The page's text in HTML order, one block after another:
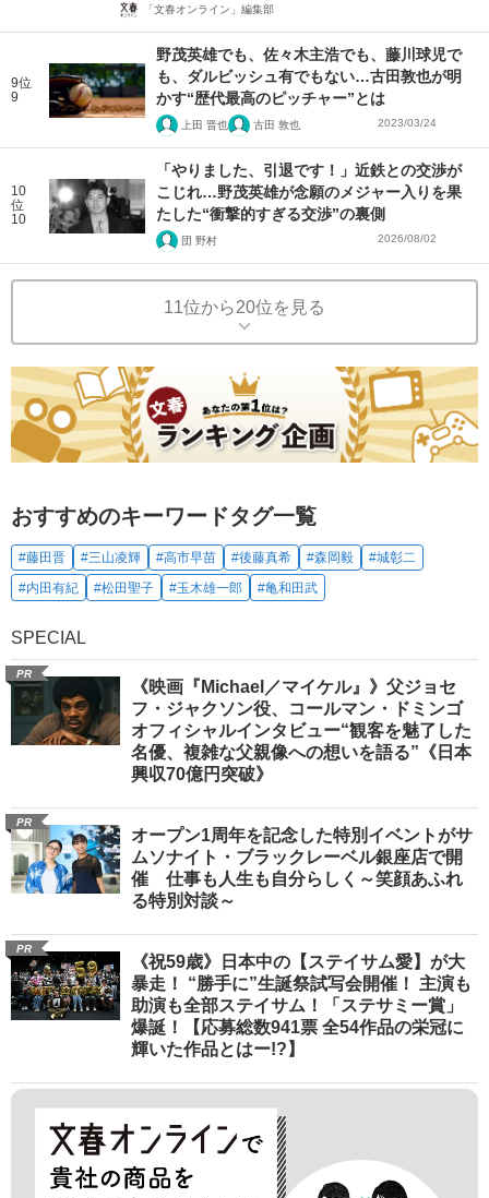
「文春オンライン」編集部
9位
9
野茂英雄でも、佐々木主浩でも、藤川球児で
も、ダルビッシュ有でもない…古田敦也が明
かす“歴代最高のピッチャー”とは
上田 晋也 古田 敦也 2023/03/24
10
位
10
「やりました、引退です！」近鉄との交渉が
こじれ…野茂英雄が念願のメジャー入りを果
たした“衝撃的すぎる交渉”の裏側
団 野村 2026/08/02
11位から20位を見る
おすすめのキーワードタグ一覧
#藤田晋 #三山凌輝 #高市早苗 #後藤真希 #森岡毅
#城彰二
#内田有紀
#松田聖子 #玉木雄一郎 #亀和田武
SPECIAL
PR
《映画『Michael／マイケル』》父ジョセ
フ・ジャクソン役、コールマン・ドミンゴ
オフィシャルインタビュー“観客を魅了した
名優、複雑な父親像への想いを語る”《日本
興収70億円突破》
PR
オープン1周年を記念した特別イベントがサ
ムソナイト・ブラックレーベル銀座店で開
催 仕事も人生も自分らしく～笑顔あふれ
る特別対談～
PR
《祝59歳》日本中の【ステイサム愛】が大
暴走！ “勝手に”生誕祭試写会開催！ 主演も
助演も全部ステイサム！「ステサミー賞」
爆誕！【応募総数941票 全54作品の栄冠に
輝いた作品とはー!?】